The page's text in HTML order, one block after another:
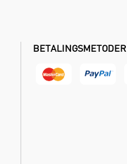
BETALINGSMETODER